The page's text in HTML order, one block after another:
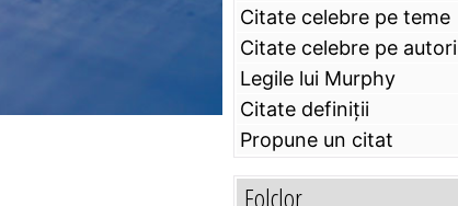
Citate celebre pe teme
Citate celebre pe autori
Legile lui Murphy
Citate definiţii
Propune un citat
Folclor